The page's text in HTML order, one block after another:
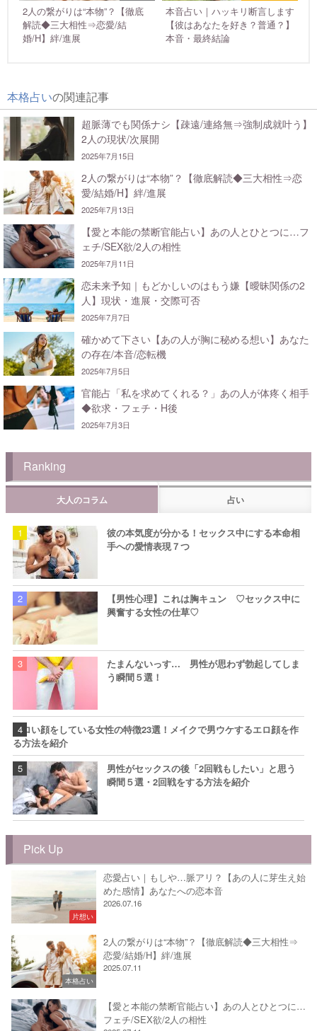
2人の繋がりは“本物”？【徹底
解読◆三大相性⇒恋愛/結
婚/H】絆/進展
本音占い｜ハッキリ断言します
【彼はあなたを好き？普通？】
本音・最終結論
本格占いの関連記事
超脈薄でも関係ナシ【疎遠/連絡無⇒強制成就叶う】
2人の現状/次展開
2025年7月15日
2人の繋がりは“本物”？【徹底解読◆三大相性⇒恋
愛/結婚/H】絆/進展
2025年7月13日
【愛と本能の禁断官能占い】あの人とひとつに…フ
ェチ/SEX欲/2人の相性
2025年7月11日
恋未来予知｜もどかしいのはもう嫌【曖昧関係の2
人】現状・進展・交際可否
2025年7月7日
確かめて下さい【あの人が胸に秘める想い】あなた
の存在/本音/恋転機
2025年7月5日
官能占「私を求めてくれる？」あの人が体疼く相手
◆欲求・フェチ・H後
2025年7月3日
Ranking
大人のコラム 占い
彼の本気度が分かる！セックス中にする本命相
手への愛情表現７つ
【男性心理】これは胸キュン ♡セックス中に
興奮する女性の仕草♡
たまんないっす… 男性が思わず勃起してしま
う瞬間５選！
エロい顔をしている女性の特徴23選！メイクで男ウケするエロ顔を作
る方法を紹介
男性がセックスの後「2回戦もしたい」と思う
瞬間５選・2回戦をする方法を紹介
Pick Up
片想い
恋愛占い｜もしや…脈アリ？【あの人に芽生え始
めた感情】あなたへの恋本音
2026.07.16
本格占い
2人の繋がりは“本物”？【徹底解読◆三大相性⇒
恋愛/結婚/H】絆/進展
2025.07.11
【愛と本能の禁断官能占い】あの人とひとつに…
フェチ/SEX欲/2人の相性